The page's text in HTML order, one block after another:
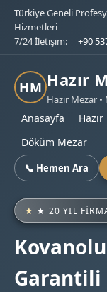
Türkiye Geneli
Hizmetleri
7/24 İletişim:
+90
HM Hazır
Hazır Mezar
Anasayfa
Döküm Mezar
📞 Hemen Ara
★ 20 YIL
Garantili